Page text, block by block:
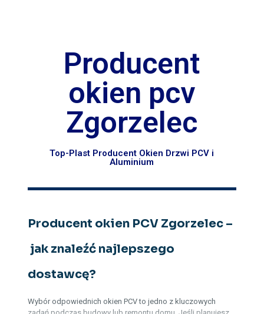
Producent
okien pcv
Zgorzelec
Top-Plast Producent Okien Drzwi PCV i
Aluminium
Producent okien PCV Zgorzelec –
jak znaleźć najlepszego
dostawcę?
Wybór odpowiednich okien PCV to jedno z kluczowych